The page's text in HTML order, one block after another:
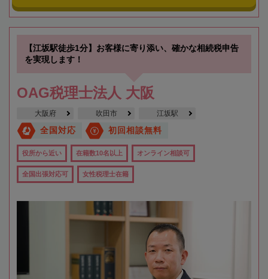
【江坂駅徒歩1分】お客様に寄り添い、確かな相続税申告
を実現します！
OAG税理士法人 大阪
大阪府 吹田市 江坂駅
全国対応 初回相談無料
役所から近い 在籍数10名以上 オンライン相談可
全国出張対応可 女性税理士在籍